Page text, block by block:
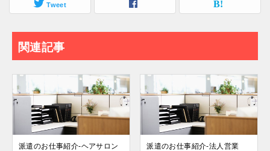
Tweet
関連記事
派遣のお仕事紹介-ヘアサロン 派遣のお仕事紹介-法人営業